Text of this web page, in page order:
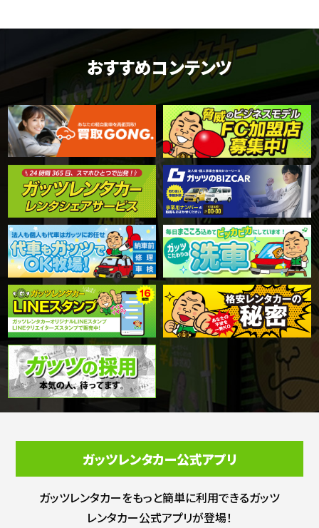
おすすめコンテンツ
ガッツレンタカー公式アプリ
ガッツレンタカーをもっと簡単に利用できるガッツ
レンタカー公式アプリが登場！